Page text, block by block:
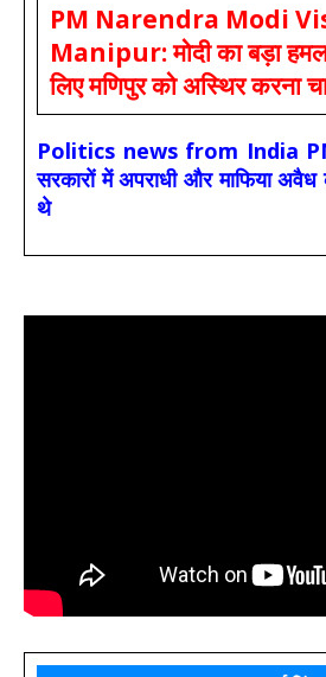
PM Narendra Modi
Manipur: मोदी का बड़ा
लिए मणिपुर को अस्थिर करना
Politics news from India
सरकारों में अपराधी और माफिया
थे